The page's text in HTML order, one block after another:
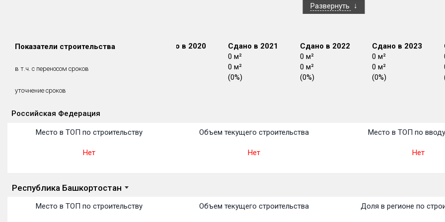
Развернуть
Показатели строительства
в т.ч. с переносом сроков
уточнение сроков
Сдано в 2018
0 м²
Сдано в 2019
0 м²
Сдано в 2020
Сдано в 2021
0 м²
0 м²
(0%)
Сдано в 2022
0 м²
0 м²
(0%)
Сдано в 2023
0 м²
0 м²
(0%)
Российская Федерация
Место в ТОП по строительству
Нет
Объем текущего строительства
Нет
Место в ТОП по
Нет
Республика Башкортостан
Место в ТОП по строительству Объем текущего строительства Доля в регионе по